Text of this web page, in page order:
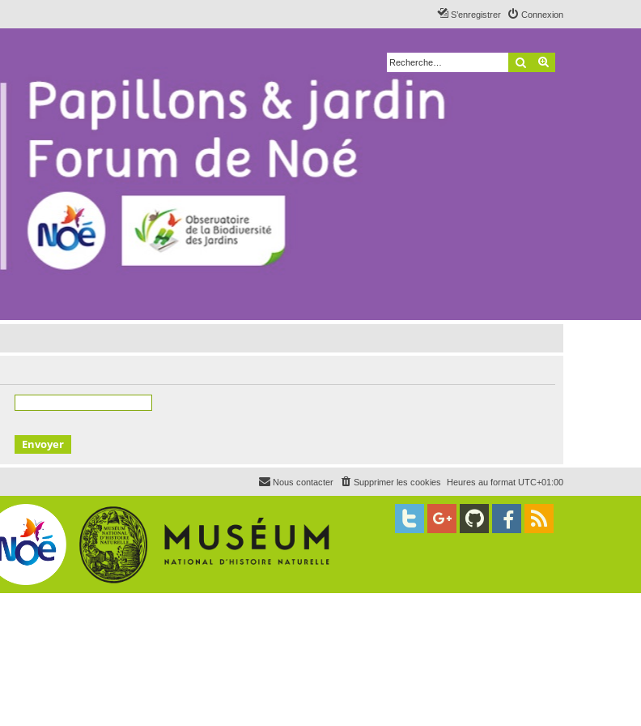
Connexion
S’enregistrer
Rechercher
Heures au format UTC+01:00
Supprimer les cookies
Nous contacter